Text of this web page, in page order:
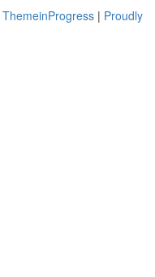
ThemeinProgress | Proudly